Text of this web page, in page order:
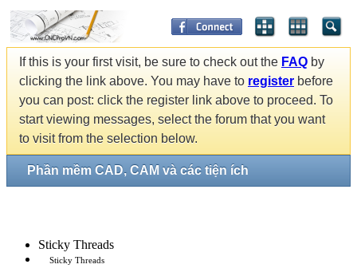
If this is your first visit, be sure to check out the FAQ by
clicking the link above. You may have to register before
you can post: click the register link above to proceed. To
start viewing messages, select the forum that you want
to visit from the selection below.
Phần mềm CAD, CAM và các tiện ích
Sticky Threads
Sticky Threads